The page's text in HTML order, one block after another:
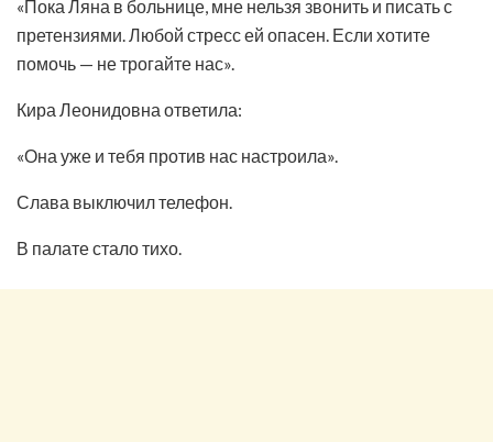
«Пока Ляна в больнице, мне нельзя звонить и писать с
претензиями. Любой стресс ей опасен. Если хотите
помочь — не трогайте нас».
Кира Леонидовна ответила:
«Она уже и тебя против нас настроила».
Слава выключил телефон.
В палате стало тихо.